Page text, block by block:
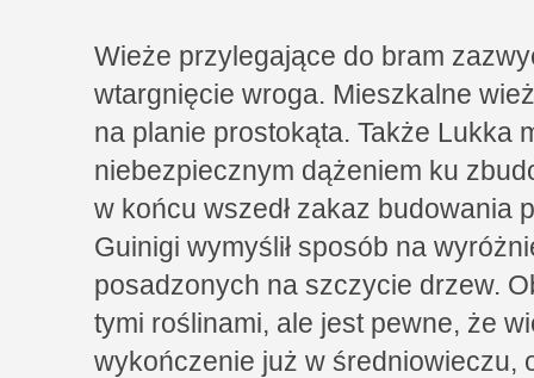
Wieże przylegające do bram
wtargnięcie wroga. Mieszkalne
na planie prostokąta. Także Lukka
niebezpiecznym dążeniem ku
w końcu wszedł zakaz budowania
Guinigi wymyślił sposób na
posadzonych na szczycie drzew.
tymi roślinami, ale jest pewne, że
wykończenie już w średniowieczu,